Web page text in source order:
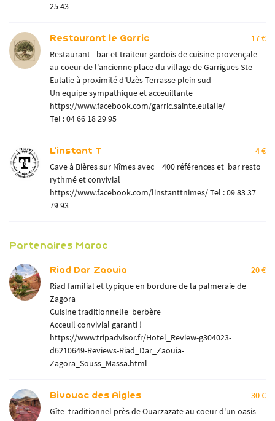
D'ÉVASION
& E-SCOOT
AVENTURES
25 43
Restaurant le Garric
17 €
Restaurant - bar et traiteur gardois de cuisine provençale
au coeur de l'ancienne place du village de Garrigues Ste
Eulalie à proximité d'Uzès Terrasse plein sud
Un equipe sympathique et acceuillante
https://www.facebook.com/garric.sainte.eulalie/
Tel :04 66 18 29 95
L'instant T
4 €
Cave à Bières sur Nîmes avec + 400 références et bar resto
rythmé et convivial
https://www.facebook.com/linstanttnimes/Tel : 09 83 37
79 93
Partenaires Maroc
Riad Dar Zaouia
20 €
Riad familial et typique en bordure de la palmeraie de
Zagora
Cuisine traditionnelle berbère
Acceuil convivial garanti !
https://www.tripadvisor.fr/Hotel_Review-g304023-
d6210649-Reviews-Riad_Dar_Zaouia-
Zagora_Souss_Massa.html
Bivouac des Aigles
30 €
Gîte traditionnel près de Ouarzazate au coeur d'un oasis